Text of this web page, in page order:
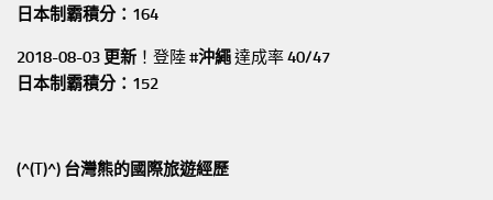
日本制霸積分：164
2018-08-03 更新 ！登陸#沖繩達成率40/47
日本制霸積分：152
(^(T)^) 台灣熊的國際旅遊經歷